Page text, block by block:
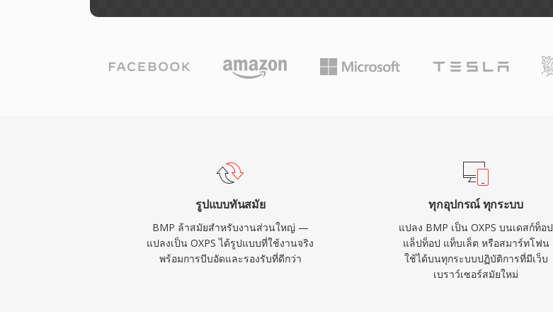
รูปแบบทันสมัย
BMP ล้าสมัยสำหรับงานส่วนใหญ่ —
แปลงเป็น OXPS ได้รูปแบบที่ใช้งานจริง
พร้อมการบีบอัดและรองรับที่ดีกว่า
ทุกอุปกรณ์ ทุกระบบ
แปลง BMP เป็น OXPS บนเดสก์ท็อป
แล็ปท็อป แท็บเล็ต หรือสมาร์ทโฟน
ใช้ได้บนทุกระบบปฏิบัติการที่มีเว็บ
เบราว์เซอร์สมัยใหม่